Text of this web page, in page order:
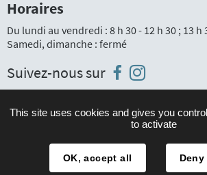
Horaires
Du lundi au vendredi : 8 h 30 - 12 h 30 ; 13 h
Samedi, dimanche : fermé
Suivez-nous sur Facebook
Instagram
Mentions légales
This site uses cookies and gives you
to activate
OK, accept all